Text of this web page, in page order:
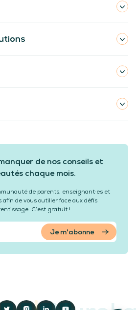
de nos conseils et
chaque mois.
de parents, enseignant·es et
afin de vous outiller face aux défis
C’est gratuit !
Je m'abonne